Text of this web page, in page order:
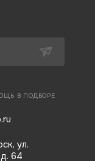
В ПОДБОРЕ
ул.
64